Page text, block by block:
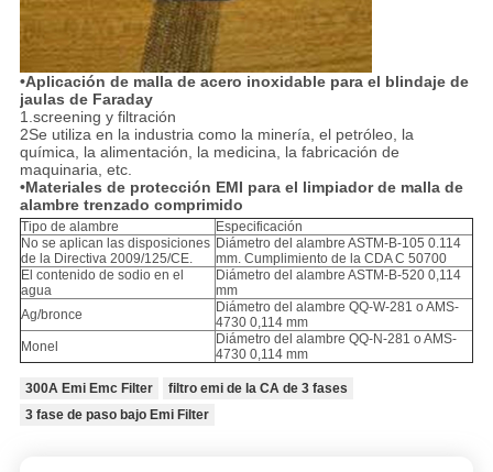
•Aplicación de malla de acero inoxidable para el blindaje de
jaulas de Faraday
1.screening y filtración
2Se utiliza en la industria como la minería, el petróleo, la
química, la alimentación, la medicina, la fabricación de
maquinaria, etc.
•Materiales de protección EMI para el limpiador de malla de
alambre trenzado comprimido
Tipo de alambre
Especificación
No se aplican las disposiciones
de la Directiva 2009/125/CE.
Diámetro del alambre ASTM-B-105 0.114
mm. Cumplimiento de la CDA C 50700
El contenido de sodio en el
agua
Diámetro del alambre ASTM-B-520 0,114
mm
Ag/bronce
Diámetro del alambre QQ-W-281 o AMS-
4730 0,114 mm
Monel
Diámetro del alambre QQ-N-281 o AMS-
4730 0,114 mm
300A Emi Emc Filter
filtro emi de la CA de 3 fases
3 fase de paso bajo Emi Filter